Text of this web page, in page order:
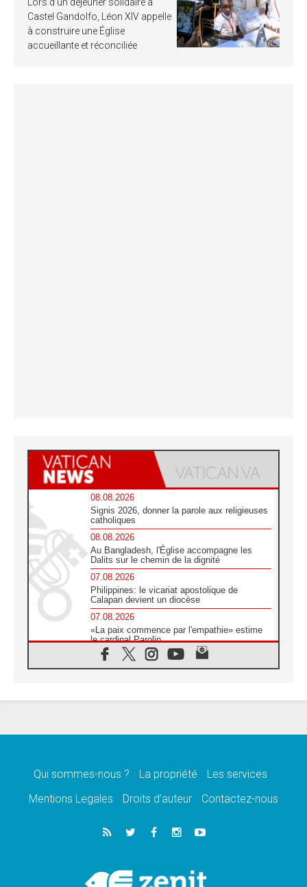
Castel Gandolfo, Léon XIV appelle
à construire une Église
accueillante et réconciliée
08.08.2026
Signis 2026, donner la parole aux religieuses
catholiques
08.08.2026
Au Bangladesh, l'Église accompagne les
Dalits sur le chemin de la dignité
07.08.2026
Philippines: le vicariat apostolique de
Calapan devient un diocèse
07.08.2026
«La paix commence par l'empathie» estime
le cardinal Parolin
07.08.2026
En Colombie, «la paix ne s'achète pas avec
07.08.2026
07.08.2026
en France
Cardinal Rossi: «La venue du Pape Léon en
Argentine est un hommage à François»
Hiroshima et Nagasaki, 81 ans après,
lancement des «dix jours de prière pour la
Qui sommes-nous ? La propriété
Les services
Mentions Legales
Droits d’auteur Contactez-nous